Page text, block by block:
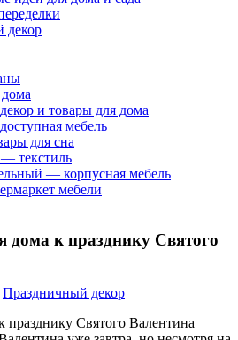
декор
и товары для дома
мебель
для сна
текстиль
— корпусная мебель
мебели
дома к празднику Святого
Праздничный декор